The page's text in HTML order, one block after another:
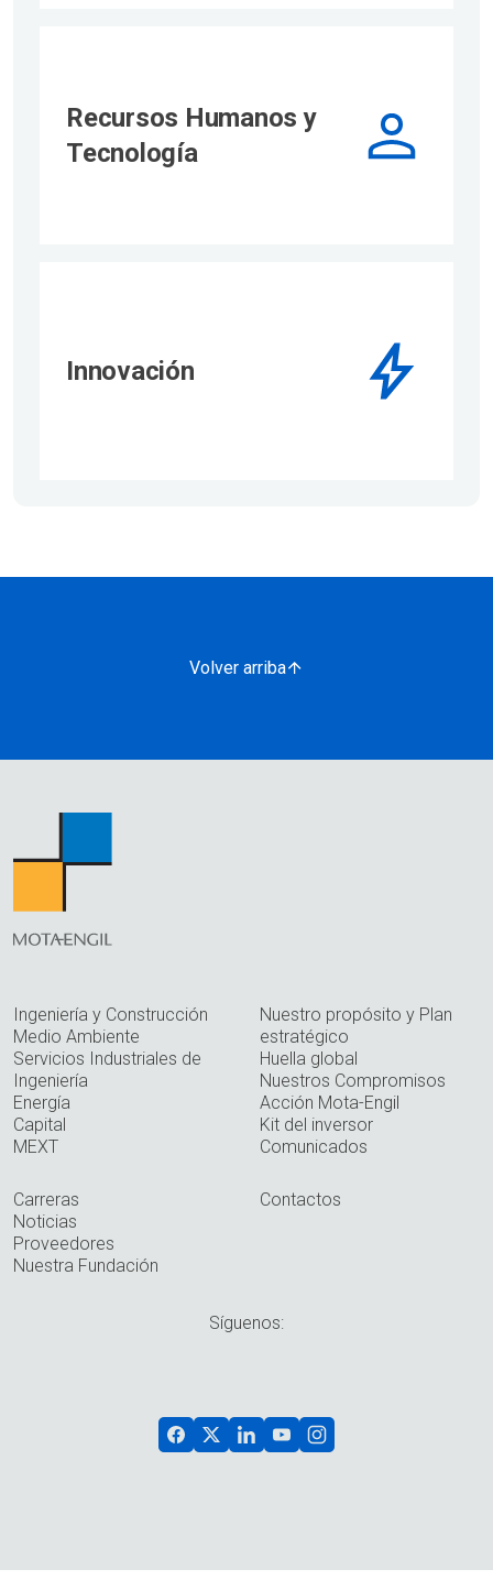
Recursos Humanos y
Tecnología
Innovación
Volver arriba
Ingeniería y Construcción
Medio Ambiente
Servicios Industriales de
Ingeniería
Energía
Capital
MEXT
Nuestro propósito y Plan
estratégico
Huella global
Nuestros Compromisos
Acción Mota-Engil
Kit del inversor
Comunicados
Carreras
Noticias
Proveedores
Nuestra Fundación
Contactos
Síguenos: